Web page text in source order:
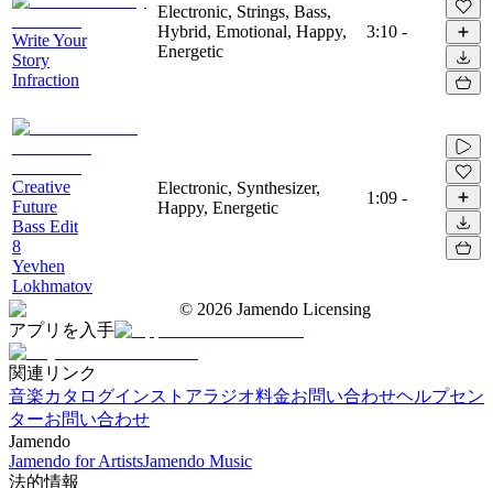
Write Your
Story
Infraction
Electronic, Strings, Bass,
Hybrid, Emotional, Happy,
Energetic
3:10 -
Creative
Future
Bass Edit
8
Yevhen
Lokhmatov
Electronic, Synthesizer,
Happy, Energetic
1:09 -
© 2026 Jamendo Licensing
アプリを入手
関連リンク
音楽カタログインストアラジオ料金お問い合わせヘルプセン
ターお問い合わせ
Jamendo
Jamendo for ArtistsJamendo Music
法的情報